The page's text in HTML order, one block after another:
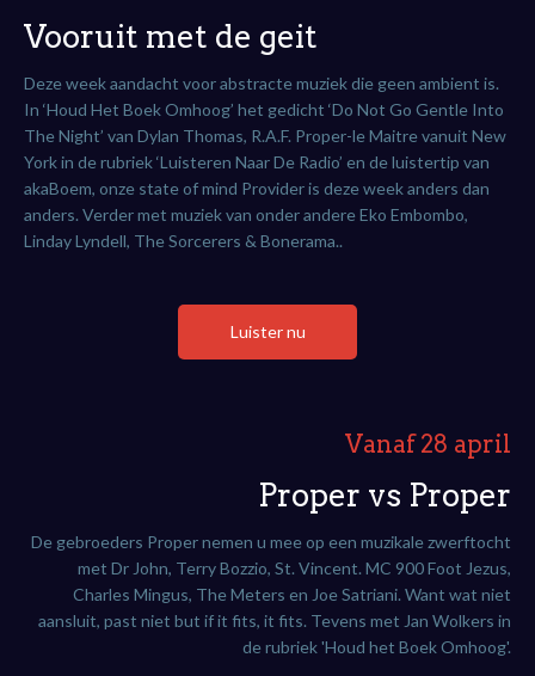
Vooruit met de geit
Deze week aandacht voor abstracte muziek die geen ambient is.
In ‘Houd Het Boek Omhoog’ het gedicht ‘Do Not Go Gentle Into
The Night’ van Dylan Thomas, R.A.F. Proper-le Maitre vanuit New
York in de rubriek ‘Luisteren Naar De Radio’ en de luistertip van
akaBoem, onze state of mind Provider is deze week anders dan
anders. Verder met muziek van onder andere Eko Embombo,
Linday Lyndell, The Sorcerers & Bonerama..
Luister nu
Vanaf 28 april
Proper vs Proper
De gebroeders Proper nemen u mee op een muzikale zwerftocht
met Dr John, Terry Bozzio, St. Vincent. MC 900 Foot Jezus,
Charles Mingus, The Meters en Joe Satriani. Want wat niet
aansluit, past niet but if it fits, it fits. Tevens met Jan Wolkers in
de rubriek 'Houd het Boek Omhoog'.